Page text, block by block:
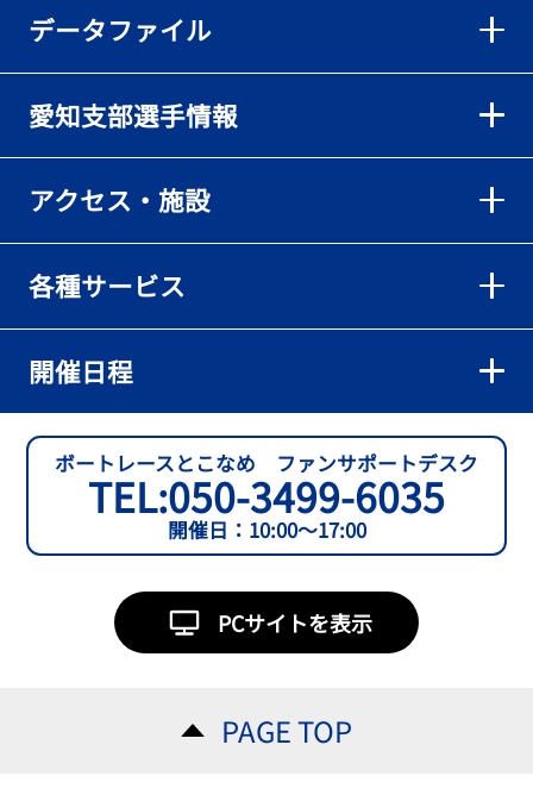
【ボートレース】地元の荒木颯斗が有言実行の予選突破「そろそろ
2026年08月02日
【とこなめボート】出足抜群の篠原晟弥だが「叩き変える可能性も
ある」と思案顔
【とこなめボート】準優６枠の西川拓利は「チルトを跳ねる可能性
もあります」
2026年08月02日
データファイル
愛知支部選手情報
アクセス・施設
各種サービス
開催日程
ボートレースとこなめ ファンサポートデスク
TEL:050-3499-6035
開催日：10:00～17:00
PCサイトを表示
PAGE TOP